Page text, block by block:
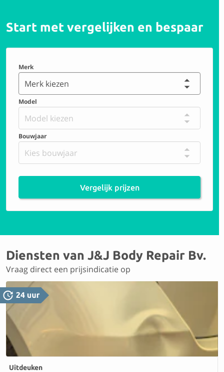
Start met vergelijken en bespaar
Merk
Merk kiezen
Model
Model kiezen
Bouwjaar
Kies bouwjaar
Vergelijk prijzen
Diensten van J&J Body Repair Bv.
Vraag direct een prijsindicatie op
Uitdeuken